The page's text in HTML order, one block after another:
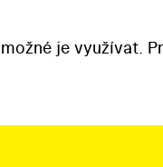
je využívat.